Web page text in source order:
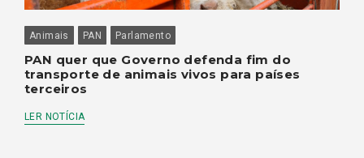
Animais PAN Parlamento
PAN quer que Governo defenda fim do
transporte de animais vivos para países
terceiros
LER NOTÍCIA